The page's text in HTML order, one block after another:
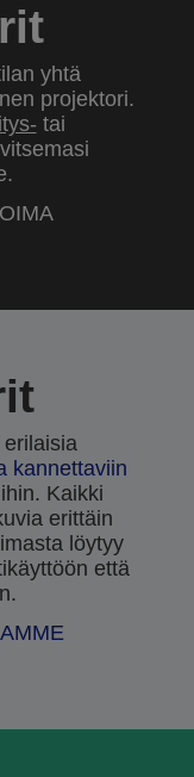
yhtä
projektori.
tai
kannettaviin
Kaikki
erittäin
löytyy
että